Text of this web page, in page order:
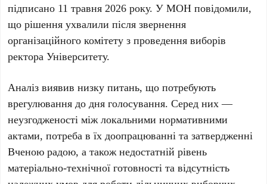
підписано 11 травня 2026 року. У МОН повідомили,
що рішення ухвалили після звернення
організаційного комітету з проведення виборів
ректора Університету.
Аналіз виявив низку питань, що потребують
врегулювання до дня голосування. Серед них —
неузгодженості між локальними нормативними
актами, потреба в їх доопрацюванні та затвердженні
Вченою радою, а також недостатній рівень
матеріально-технічної готовності та відсутність